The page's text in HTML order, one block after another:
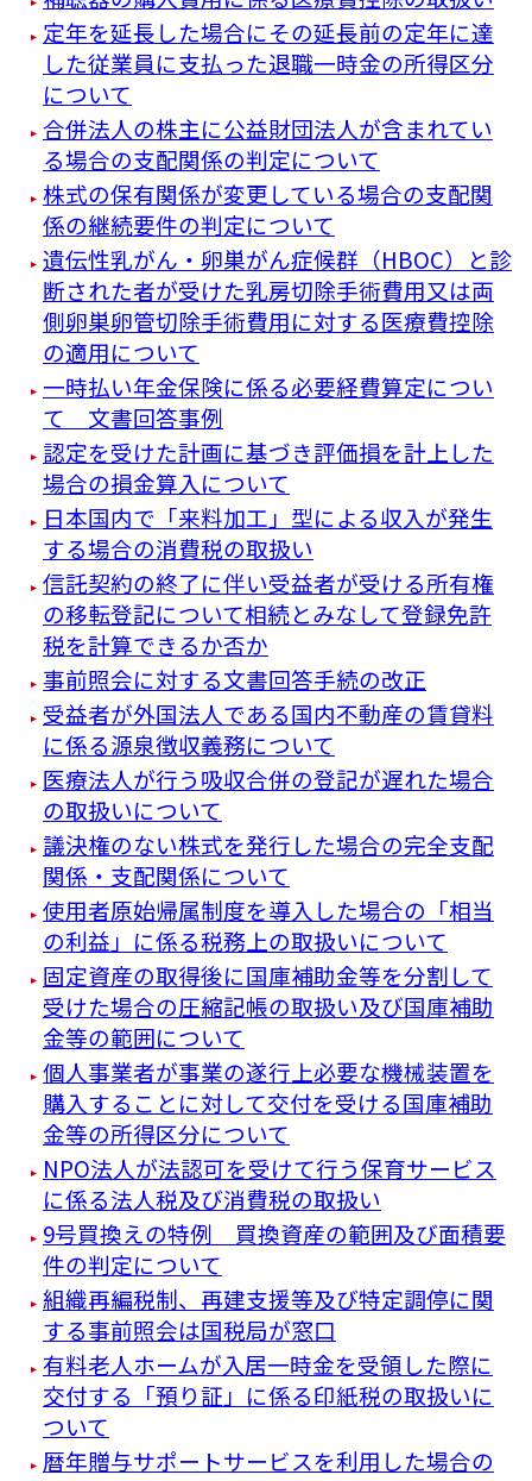
定年を延長した場合にその延長前の定年に達
した従業員に支払った退職一時金の所得区分
について
合併法人の株主に公益財団法人が含まれてい
る場合の支配関係の判定について
株式の保有関係が変更している場合の支配関
係の継続要件の判定について
遺伝性乳がん・卵巣がん症候群（HBOC）と診
断された者が受けた乳房切除手術費用又は両
側卵巣卵管切除手術費用に対する医療費控除
の適用について
一時払い年金保険に係る必要経費算定につい
て 文書回答事例
認定を受けた計画に基づき評価損を計上した
場合の損金算入について
日本国内で「来料加工」型による収入が発生
する場合の消費税の取扱い
信託契約の終了に伴い受益者が受ける所有権
の移転登記について相続とみなして登録免許
税を計算できるか否か
事前照会に対する文書回答手続の改正
受益者が外国法人である国内不動産の賃貸料
に係る源泉徴収義務について
医療法人が行う吸収合併の登記が遅れた場合
の取扱いについて
議決権のない株式を発行した場合の完全支配
関係・支配関係について
使用者原始帰属制度を導入した場合の「相当
の利益」に係る税務上の取扱いについて
固定資産の取得後に国庫補助金等を分割して
受けた場合の圧縮記帳の取扱い及び国庫補助
金等の範囲について
個人事業者が事業の遂行上必要な機械装置を
購入することに対して交付を受ける国庫補助
金等の所得区分について
NPO法人が法認可を受けて行う保育サービス
に係る法人税及び消費税の取扱い
9号買換えの特例 買換資産の範囲及び面積要
件の判定について
組織再編税制、再建支援等及び特定調停に関
する事前照会は国税局が窓口
有料老人ホームが入居一時金を受領した際に
交付する「預り証」に係る印紙税の取扱いに
ついて
暦年贈与サポートサービスを利用した場合の